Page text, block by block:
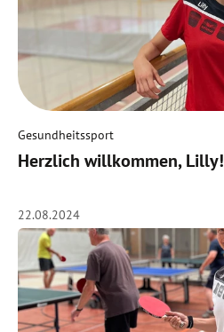
Gesundheitssport
Herzlich willkommen, Lilly!
22.08.2024